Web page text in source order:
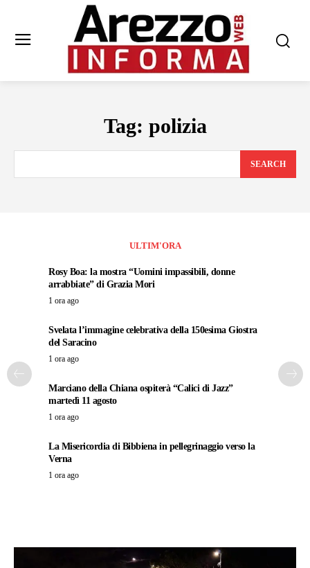
Tag: polizia
SEARCH
ULTIM'ORA
Rosy Boa: la mostra “Uomini impassibili, donne
arrabbiate” di Grazia Mori
1 ora ago
Svelata l’immagine celebrativa della 150esima Giostra
del Saracino
1 ora ago
Marciano della Chiana ospiterà “Calici di Jazz”
martedì 11 agosto
1 ora ago
La Misericordia di Bibbiena in pellegrinaggio verso la
Verna
1 ora ago